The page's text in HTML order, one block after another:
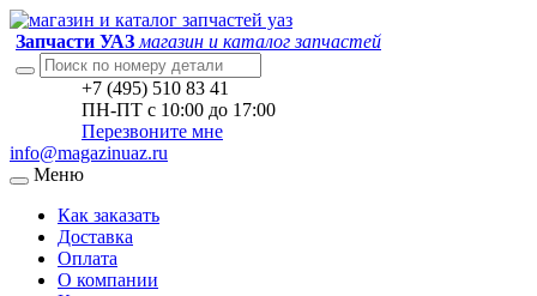
Запчасти УАЗ магазин и каталог запчастей
+7 (495) 510 83 41
ПН-ПТ с 10:00 до 17:00
Перезвоните мне
info@magazinuaz.ru
Меню
Как заказать
Доставка
Оплата
О компании